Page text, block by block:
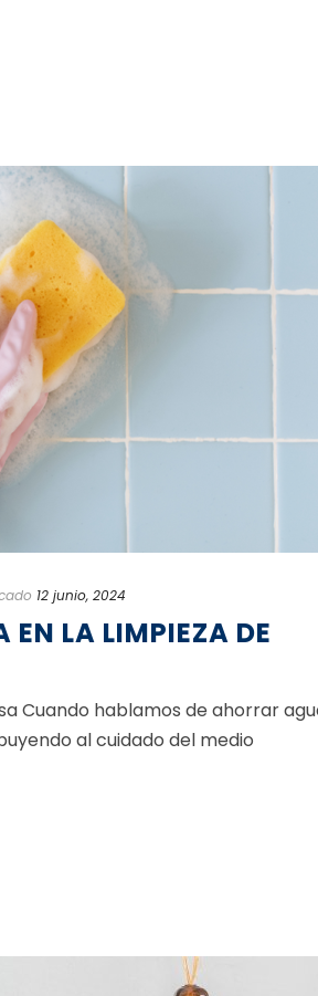
12 junio, 2024
LA LIMPIEZA DE
Cuando hablamos de ahorrar
al cuidado del medio